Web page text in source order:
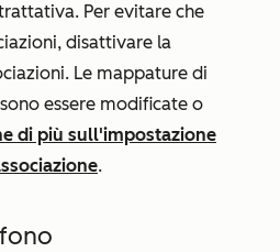
Per evitare che
disattivare la
Le mappature di
essere modificate o
di più sull'impostazione
.